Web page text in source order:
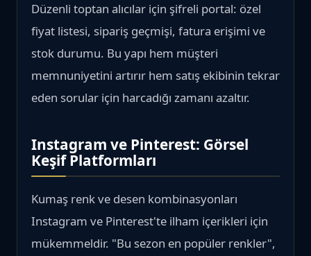
Düzenli toptan alıcılar için şifreli portal: özel
fiyat listesi, sipariş geçmişi, fatura erişimi ve
stok durumu. Bu yapı hem müşteri
memnuniyetini artırır hem satış ekibinin tekrar
eden sorular için harcadığı zamanı azaltır.
Instagram ve Pinterest: Görsel
Keşif Platformları
Kumaş renk ve desen kombinasyonları
Instagram ve Pinterest'te ilham içerikleri için
mükemmeldir. "Bu sezon en popüler renkler",